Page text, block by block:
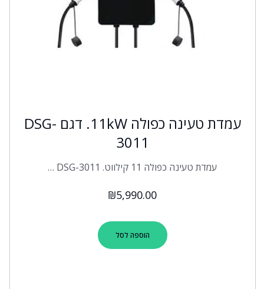
עמדת טעינה כפולה 11kW. דגם DSG-
3011
עמדת טעינה כפולה 11 קילווט. DSG-3011 …
₪5,990.00
הוספה לסל